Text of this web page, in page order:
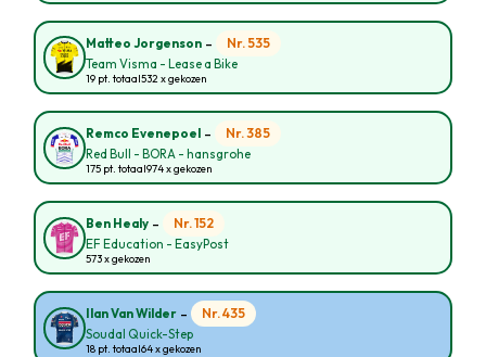
Matteo Jorgenson - Nr. 535
Team Visma - Lease a Bike
19 pt. totaal532 x gekozen
Remco Evenepoel - Nr. 385
Red Bull - BORA - hansgrohe
175 pt. totaal974 x gekozen
Ben Healy - Nr. 152
EF Education - EasyPost
573 x gekozen
Ilan Van Wilder - Nr. 435
Soudal Quick-Step
18 pt. totaal64 x gekozen